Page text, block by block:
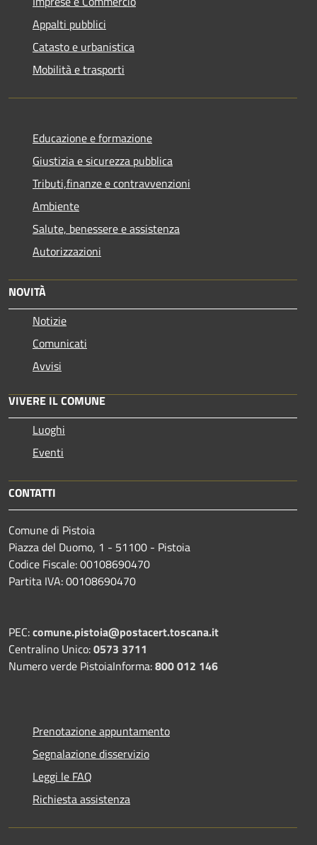
Appalti pubblici
Catasto e urbanistica
Mobilità e trasporti
Educazione e formazione
Giustizia e sicurezza pubblica
Tributi,finanze e contravvenzioni
Ambiente
Salute, benessere e assistenza
Autorizzazioni
NOVITÀ
Notizie
Comunicati
Avvisi
VIVERE IL COMUNE
Luoghi
Eventi
CONTATTI
Comune di Pistoia
Piazza del Duomo, 1 - 51100 - Pistoia
Codice Fiscale: 00108690470
Partita IVA: 00108690470
PEC:comune.pistoia@postacert.toscana.it
Centralino Unico:0573 3711
Numero verde PistoiaInforma:800 012 146
Prenotazione appuntamento
Segnalazione disservizio
Leggi le FAQ
Richiesta assistenza